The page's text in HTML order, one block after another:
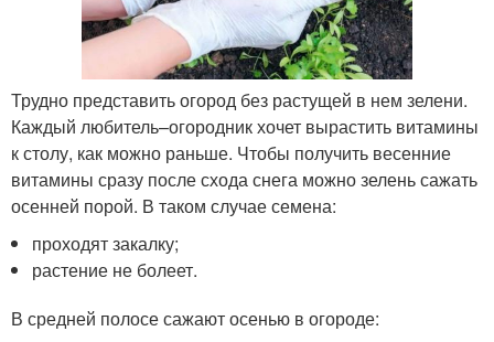
Трудно представить огород без растущей в нем зелени.
Каждый любитель–огородник хочет вырастить витамины
к столу, как можно раньше. Чтобы получить весенние
витамины сразу после схода снега можно зелень сажать
осенней порой. В таком случае семена:
проходят закалку;
растение не болеет.
В средней полосе сажают осенью в огороде: